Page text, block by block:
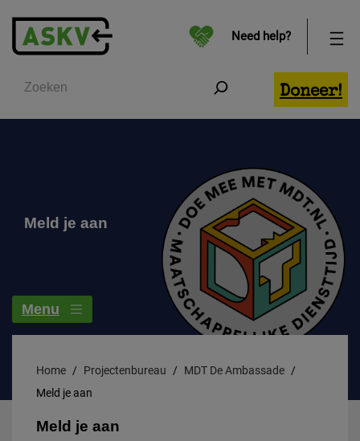
Zoeken
Doneer!
Need help?
Meld je aan
Menu
Home Projectenbureau MDT De Ambassade
Meld je aan
Meld je aan